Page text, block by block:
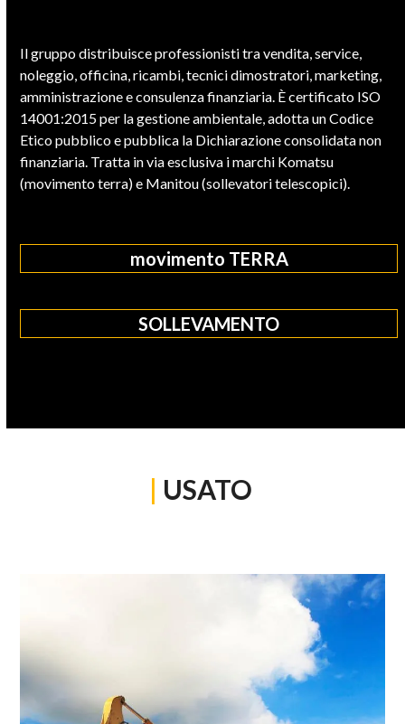
Il gruppo distribuisce professionisti tra vendita, service,
noleggio, officina, ricambi, tecnici dimostratori, marketing,
amministrazione e consulenza finanziaria. È certificato ISO
14001:2015 per la gestione ambientale, adotta un Codice
Etico pubblico e pubblica la Dichiarazione consolidata non
finanziaria. Tratta in via esclusiva i marchi Komatsu
(movimento terra) e Manitou (sollevatori telescopici).
movimento TERRA
SOLLEVAMENTO
| USATO